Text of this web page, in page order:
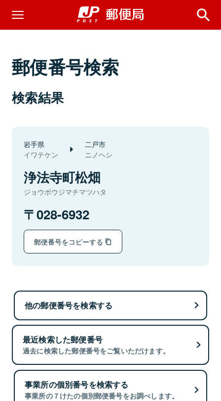
郵便番号検索
検索結果
岩手県
イワテケン
二戸市
ニノヘシ
浄法寺町松畑
ジョウボウジマチマツハタ
028-6932
郵便番号をコピーする
他の郵便番号を検索する
最近検索した郵便番号
過去に検索した郵便番号をご覧いただけます。
事業所の個別番号を検索する
事業所の７けたの個別郵便番号をお調べします。